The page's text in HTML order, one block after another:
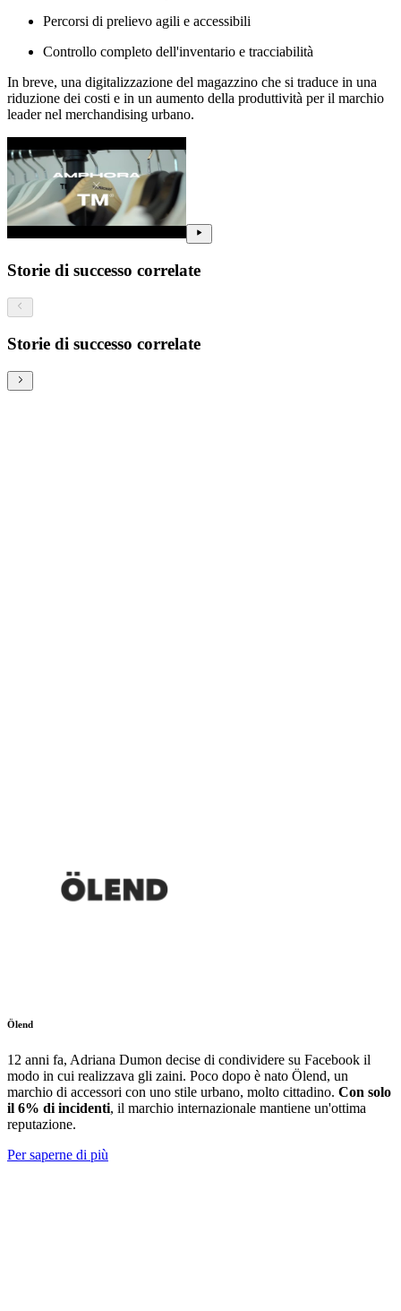
Percorsi di prelievo agili e accessibili
Controllo completo dell'inventario e tracciabilità
In breve, una digitalizzazione del magazzino che si traduce in una
riduzione dei costi e in un aumento della produttività per il marchio
leader nel merchandising urbano.
Storie di successo correlate
Storie di successo correlate
Ölend
12 anni fa, Adriana Dumon decise di condividere su Facebook il
modo in cui realizzava gli zaini. Poco dopo è nato Ölend, un
marchio di accessori con uno stile urbano, molto cittadino. Con solo
il 6% di incidenti, il marchio internazionale mantiene un'ottima
reputazione.
Per saperne di più